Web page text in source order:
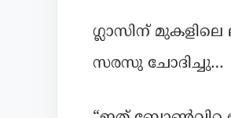
ഗ്ലാസിന്
സരസു ചോദിച്ചു…